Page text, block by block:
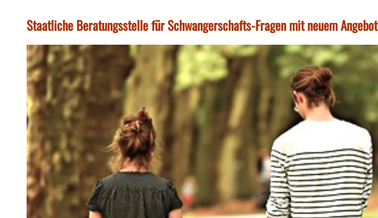
Staatliche Beratungsstelle für Schwangerschafts-Fragen mit neuem Angebot